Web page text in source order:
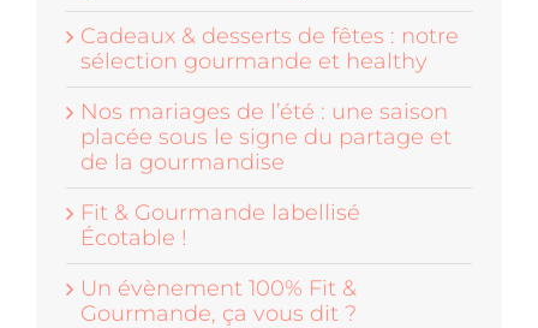
Cadeaux & desserts de fêtes : notre
sélection gourmande et healthy
Nos mariages de l’été : une saison
placée sous le signe du partage et
de la gourmandise
Fit & Gourmande labellisé
Écotable !
Un évènement 100% Fit &
Gourmande, ça vous dit ?